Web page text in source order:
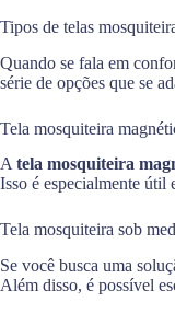
Tipos de telas
Quando se fala em
série de opções que se
Tela mosquiteira
A tela mosquiteira
Isso é especialmente útil
Tela mosquiteira sob
Se você busca uma
Além disso, é possível